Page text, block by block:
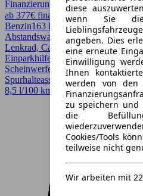
diese
wenn Sie
angeben. Dies
eine erneute
Einwilligung
Ihnen
werden von
zu speichern und
die
Cookies/Tools
teilweise nicht
Wir arbeiten mit
Finanzierung möglich
ab 377€ finanzieren ↗
Benzin163 PS (120 kW)10 km
Abstandswarner, Android Auto,
Lenkrad, CarPlay, Einparkhilfe,
Einparkhilfe Sensoren vorne,
Scheinwerfer, Lichtsensor,
Spurhalteassistent, Totwinkel-
8,5 l/100 km (komb.)* · CO2-